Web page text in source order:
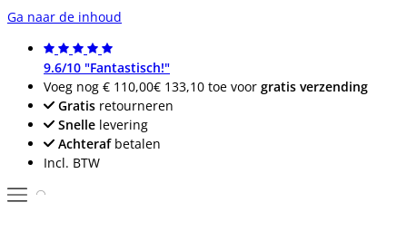
Ga naar de inhoud
9.6/10 "Fantastisch!"
Voeg nog € 110,00€ 133,10 toe voor gratis verzending
Gratis retourneren
Snelle levering
Achterafbetalen
Incl. BTW